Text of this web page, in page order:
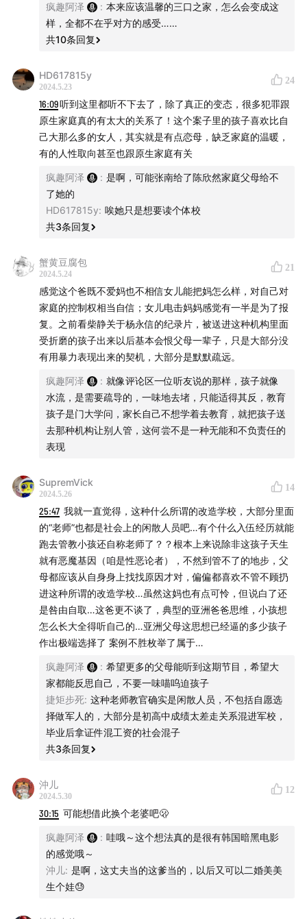
疯趣阿泽 : 本来应该温馨的三口之家，怎么会变成这
样，全都不在乎对方的感受……
共10条回复
HD617815y
2024.5.23
24
16:09听到这里都听不下去了，除了真正的变态，很多犯罪跟
原生家庭真的有太大的关系了！这个案子里的孩子喜欢比自
己大那么多的女人，其实就是有点恋母，缺乏家庭的温暖，
有的人性取向甚至也跟原生家庭有关
疯趣阿泽 : 是啊，可能张南给了陈欣然家庭父母给不
了她的
HD617815y: 唉她只是想要读个体校
共3条回复
蟹黄豆腐包
2024.5.24
21
感觉这个爸既不爱妈也不相信女儿能把妈怎么样，对自己对
家庭的控制权相当自信；女儿电击妈妈感觉有一半是为了报
复。之前看柴静关于杨永信的纪录片，被送进这种机构里面
受折磨的孩子出来以后基本会恨父母一辈子，只是大部分没
有用暴力表现出来的契机，大部分是默默疏远。
疯趣阿泽 : 就像评论区一位听友说的那样，孩子就像
水流，是需要疏导的，一味地去堵，只能适得其反，教育
孩子是门大学问，家长自己不想学着去教育，就把孩子送
去那种机构让别人管，这何尝不是一种无能和不负责任的
表现
SupremVick
2024.5.26
14
25:47 我就一直觉得，这种什么所谓的改造学校，大部分里面
的“老师”也都是社会上的闲散人员吧…有个什么入伍经历就能
跑去管教小孩还自称老师了？？根本上来说除非这孩子天生
就有恶魔基因（咱是性恶论者），不然到管不了的地步，父
母都应该从自身身上找找原因才对，偏偏都喜欢不管不顾扔
进这种所谓的改造学校…虽然这妈也有点可怜，但说白了还
是咎由自取…这爸更不谈了，典型的亚洲爸爸思维，小孩想
怎么长大全得听自己的…亚洲父母这思想已经逼的多少孩子
作出极端选择了 案例不胜枚举了属于…
疯趣阿泽 : 希望更多的父母能听到这期节目，希望大
家都能反思自己，不要一味喵呜迫孩子
捷矩步死: 这种老师教官确实是闲散人员，不包括自愿选
择做军人的，大部分是初高中成绩太差走关系混进军校，
毕业后拿证件混工资的社会混子
共3条回复
沖儿
2024.5.30
12
30:15 可能想借此换个老婆吧🫢
疯趣阿泽 : 哇哦～这个想法真的是很有韩国暗黑电影
的感觉哦～
沖儿: 是啊，这丈夫当的这爹当的，以后又可以二婚美美
生个娃😓